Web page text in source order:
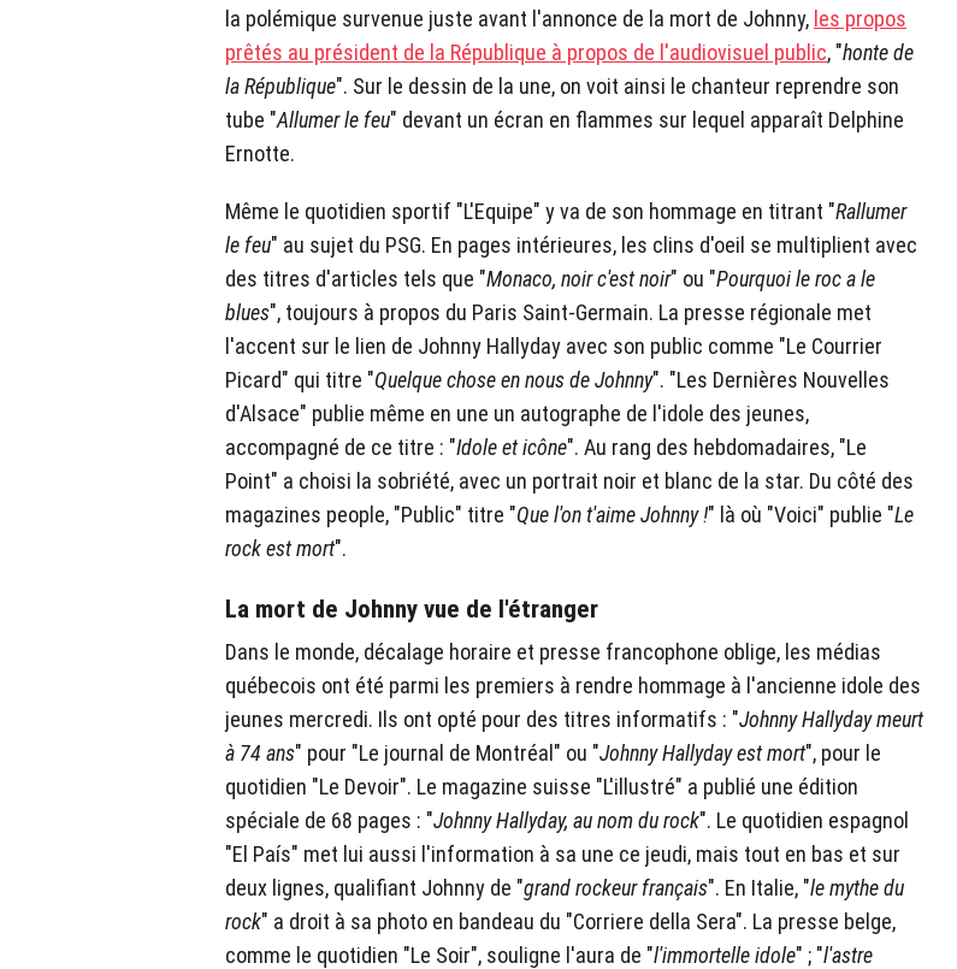
la polémique survenue juste avant l'annonce de la mort de Johnny, les propos
prêtés au président de la République à propos de l'audiovisuel public, "honte de
la République". Sur le dessin de la une, on voit ainsi le chanteur reprendre son
tube "Allumer le feu" devant un écran en flammes sur lequel apparaît Delphine
Ernotte.
Même le quotidien sportif "L'Equipe" y va de son hommage en titrant "Rallumer
le feu" au sujet du PSG. En pages intérieures, les clins d'oeil se multiplient avec
des titres d'articles tels que "Monaco, noir c'est noir" ou "Pourquoi le roc a le
blues", toujours à propos du Paris Saint-Germain. La presse régionale met
l'accent sur le lien de Johnny Hallyday avec son public comme "Le Courrier
Picard" qui titre "Quelque chose en nous de Johnny". "Les Dernières Nouvelles
d'Alsace" publie même en une un autographe de l'idole des jeunes,
accompagné de ce titre : "Idole et icône". Au rang des hebdomadaires, "Le
Point" a choisi la sobriété, avec un portrait noir et blanc de la star. Du côté des
magazines people, "Public" titre "Que l'on t'aime Johnny !" là où "Voici" publie "Le
rock est mort".
La mort de Johnny vue de l'étranger
Dans le monde, décalage horaire et presse francophone oblige, les médias
québecois ont été parmi les premiers à rendre hommage à l'ancienne idole des
jeunes mercredi. Ils ont opté pour des titres informatifs : "Johnny Hallyday meurt
à 74 ans" pour "Le journal de Montréal" ou "Johnny Hallyday est mort", pour le
quotidien "Le Devoir". Le magazine suisse "L'illustré" a publié une édition
spéciale de 68 pages : "Johnny Hallyday, au nom du rock". Le quotidien espagnol
"El País" met lui aussi l'information à sa une ce jeudi, mais tout en bas et sur
deux lignes, qualifiant Johnny de "grand rockeur français". En Italie, "le mythe du
rock" a droit à sa photo en bandeau du "Corriere della Sera". La presse belge,
comme le quotidien "Le Soir", souligne l'aura de "l'immortelle idole" ; "l'astre